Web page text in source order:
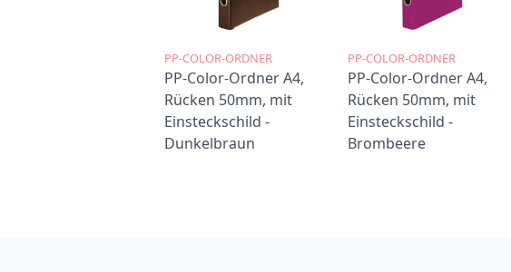
PP-COLOR-ORDNER
PP-Color-Ordner A4,
Rücken 50mm, mit
Einsteckschild -
Dunkelbraun
PP-COLOR-ORDNER
PP-Color-Ordner A4,
Rücken 50mm, mit
Einsteckschild -
Brombeere